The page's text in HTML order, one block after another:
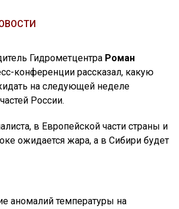
Гидрометцентра Роман
конференции рассказал, какую
на следующей неделе
России.
в Европейской части страны и
ожидается жара, а в Сибири будет
аномалий температуры на